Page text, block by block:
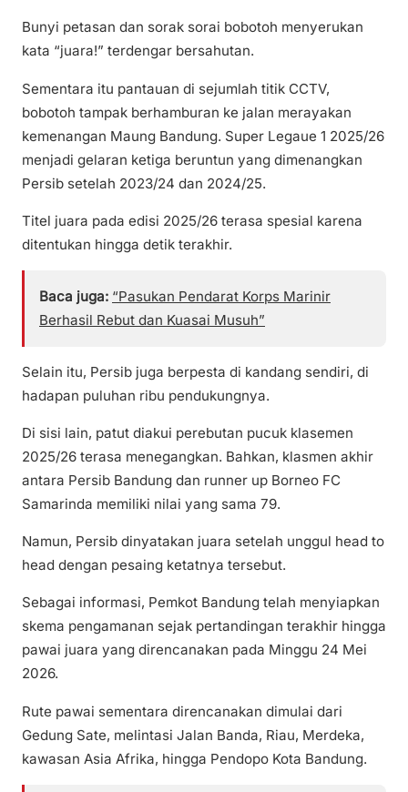
Bunyi petasan dan sorak sorai bobotoh menyerukan
kata “juara!” terdengar bersahutan.
Sementara itu pantauan di sejumlah titik CCTV,
bobotoh tampak berhamburan ke jalan merayakan
kemenangan Maung Bandung. Super Legaue 1 2025/26
menjadi gelaran ketiga beruntun yang dimenangkan
Persib setelah 2023/24 dan 2024/25.
Titel juara pada edisi 2025/26 terasa spesial karena
ditentukan hingga detik terakhir.
Baca juga: “Pasukan Pendarat Korps Marinir
Berhasil Rebut dan Kuasai Musuh”
Selain itu, Persib juga berpesta di kandang sendiri, di
hadapan puluhan ribu pendukungnya.
Di sisi lain, patut diakui perebutan pucuk klasemen
2025/26 terasa menegangkan. Bahkan, klasmen akhir
antara Persib Bandung dan runner up Borneo FC
Samarinda memiliki nilai yang sama 79.
Namun, Persib dinyatakan juara setelah unggul head to
head dengan pesaing ketatnya tersebut.
Sebagai informasi, Pemkot Bandung telah menyiapkan
skema pengamanan sejak pertandingan terakhir hingga
pawai juara yang direncanakan pada Minggu 24 Mei
2026.
Rute pawai sementara direncanakan dimulai dari
Gedung Sate, melintasi Jalan Banda, Riau, Merdeka,
kawasan Asia Afrika, hingga Pendopo Kota Bandung.